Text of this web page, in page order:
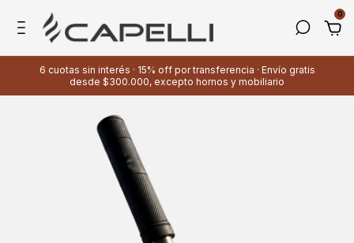
0
6 cuotas sin interés · 15% off por transferencia · Envío gratis
desde $300.000, excepto hornos y mobiliario